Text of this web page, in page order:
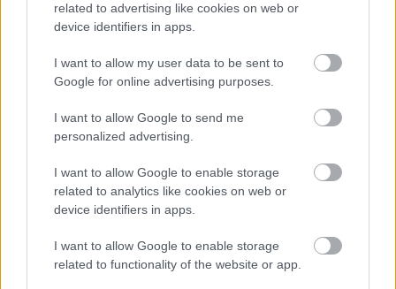
related to advertising like cookies on web or
device identifiers in apps.
I want to allow my user data to be sent to
Google for online advertising purposes.
I want to allow Google to send me
personalized advertising.
I want to allow Google to enable storage
related to analytics like cookies on web or
device identifiers in apps.
I want to allow Google to enable storage
related to functionality of the website or app.